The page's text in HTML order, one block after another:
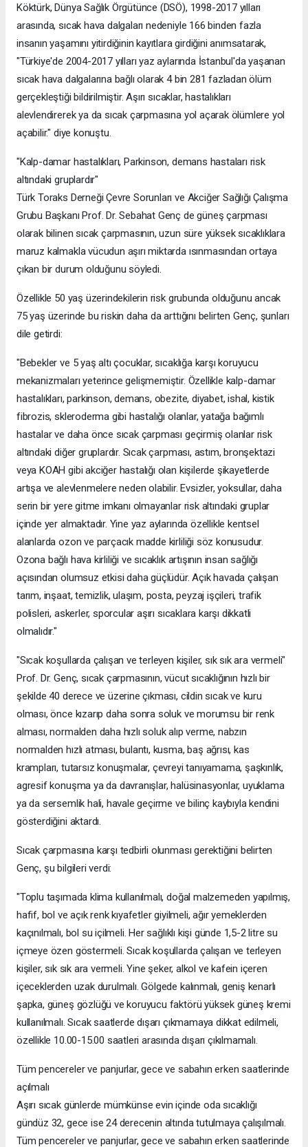
Köktürk, Dünya Sağlık Örgütünce (DSÖ), 1998-2017 yılları
arasında, sıcak hava dalgaları nedeniyle 166 binden fazla
insanın yaşamını yitirdiğinin kayıtlara girdiğini anımsatarak,
"Türkiye'de 2004-2017 yılları yaz aylarında İstanbul'da yaşanan
sıcak hava dalgalarına bağlı olarak 4 bin 281 fazladan ölüm
gerçekleştiği bildirilmiştir. Aşırı sıcaklar, hastalıkları
alevlendirerek ya da sıcak çarpmasına yol açarak ölümlere yol
açabilir." diye konuştu.
"Kalp-damar hastalıkları, Parkinson, demans hastaları risk
altındaki gruplardır"
Türk Toraks Derneği Çevre Sorunları ve Akciğer Sağlığı Çalışma
Grubu Başkanı Prof. Dr. Sebahat Genç de güneş çarpması
olarak bilinen sıcak çarpmasının, uzun süre yüksek sıcaklıklara
maruz kalmakla vücudun aşırı miktarda ısınmasından ortaya
çıkan bir durum olduğunu söyledi.
Özellikle 50 yaş üzerindekilerin risk grubunda olduğunu ancak
75 yaş üzerinde bu riskin daha da arttığını belirten Genç, şunları
dile getirdi:
"Bebekler ve 5 yaş altı çocuklar, sıcaklığa karşı koruyucu
mekanizmaları yeterince gelişmemiştir. Özellikle kalp-damar
hastalıkları, parkinson, demans, obezite, diyabet, ishal, kistik
fibrozis, skleroderma gibi hastalığı olanlar, yatağa bağımlı
hastalar ve daha önce sıcak çarpması geçirmiş olanlar risk
altındaki diğer gruplardır. Sıcak çarpması, astım, bronşektazi
veya KOAH gibi akciğer hastalığı olan kişilerde şikayetlerde
artışa ve alevlenmelere neden olabilir. Evsizler, yoksullar, daha
serin bir yere gitme imkanı olmayanlar risk altındaki gruplar
içinde yer almaktadır. Yine yaz aylarında özellikle kentsel
alanlarda ozon ve parçacık madde kirliliği söz konusudur.
Ozona bağlı hava kirliliği ve sıcaklık artışının insan sağlığı
açısından olumsuz etkisi daha güçlüdür. Açık havada çalışan
tarım, inşaat, temizlik, ulaşım, posta, peyzaj işçileri, trafik
polisleri, askerler, sporcular aşırı sıcaklara karşı dikkatli
olmalıdır."
"Sıcak koşullarda çalışan ve terleyen kişiler, sık sık ara vermeli"
Prof. Dr. Genç, sıcak çarpmasının, vücut sıcaklığının hızlı bir
şekilde 40 derece ve üzerine çıkması, cildin sıcak ve kuru
olması, önce kızarıp daha sonra soluk ve morumsu bir renk
alması, normalden daha hızlı soluk alıp verme, nabzın
normalden hızlı atması, bulantı, kusma, baş ağrısı, kas
krampları, tutarsız konuşmalar, çevreyi tanıyamama, şaşkınlık,
agresif konuşma ya da davranışlar, halüsinasyonlar, uyuklama
ya da sersemlik hali, havale geçirme ve bilinç kaybıyla kendini
gösterdiğini aktardı.
Sıcak çarpmasına karşı tedbirli olunması gerektiğini belirten
Genç, şu bilgileri verdi:
"Toplu taşımada klima kullanılmalı, doğal malzemeden yapılmış,
hafif, bol ve açık renk kıyafetler giyilmeli, ağır yemeklerden
kaçınılmalı, bol su içilmeli. Her sağlıklı kişi günde 1,5-2 litre su
içmeye özen göstermeli. Sıcak koşullarda çalışan ve terleyen
kişiler, sık sık ara vermeli. Yine şeker, alkol ve kafein içeren
içeceklerden uzak durulmalı. Gölgede kalınmalı, geniş kenarlı
şapka, güneş gözlüğü ve koruyucu faktörü yüksek güneş kremi
kullanılmalı. Sıcak saatlerde dışarı çıkmamaya dikkat edilmeli,
özellikle 10.00-15.00 saatleri arasında dışarı çıkılmamalı.
Tüm pencereler ve panjurlar, gece ve sabahın erken saatlerinde
açılmalı
Aşırı sıcak günlerde mümkünse evin içinde oda sıcaklığı
gündüz 32, gece ise 24 derecenin altında tutulmaya çalışılmalı.
Tüm pencereler ve panjurlar, gece ve sabahın erken saatlerinde